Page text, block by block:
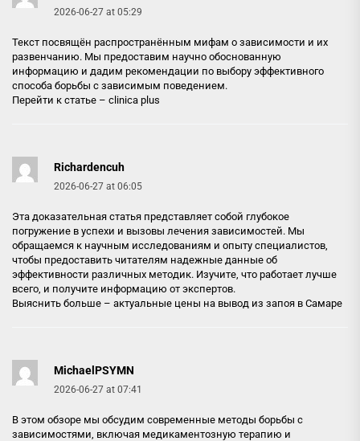
2026-06-27 at 05:29
Текст посвящён распространённым мифам о зависимости и их
развенчанию. Мы предоставим научно обоснованную
информацию и дадим рекомендации по выбору эффективного
способа борьбы с зависимым поведением.
Перейти к статье – clinica plus
Richardencuh
2026-06-27 at 06:05
Эта доказательная статья представляет собой глубокое
погружение в успехи и вызовы лечения зависимостей. Мы
обращаемся к научным исследованиям и опыту специалистов,
чтобы предоставить читателям надежные данные об
эффективности различных методик. Изучите, что работает лучше
всего, и получите информацию от экспертов.
Выяснить больше – актуальные цены на вывод из запоя в Самаре
MichaelPSYMN
2026-06-27 at 07:41
В этом обзоре мы обсудим современные методы борьбы с
зависимостями, включая медикаментозную терапию и